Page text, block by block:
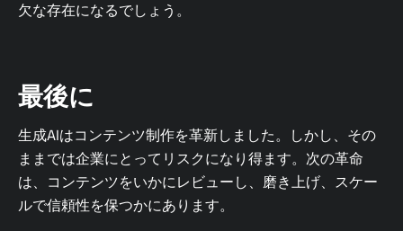
欠な存在になるでしょう。
最後に
生成AIはコンテンツ制作を革新しました。しかし、その
ままでは企業にとってリスクになり得ます。次の革命
は、コンテンツをいかにレビューし、磨き上げ、スケー
ルで信頼性を保つかにあります。